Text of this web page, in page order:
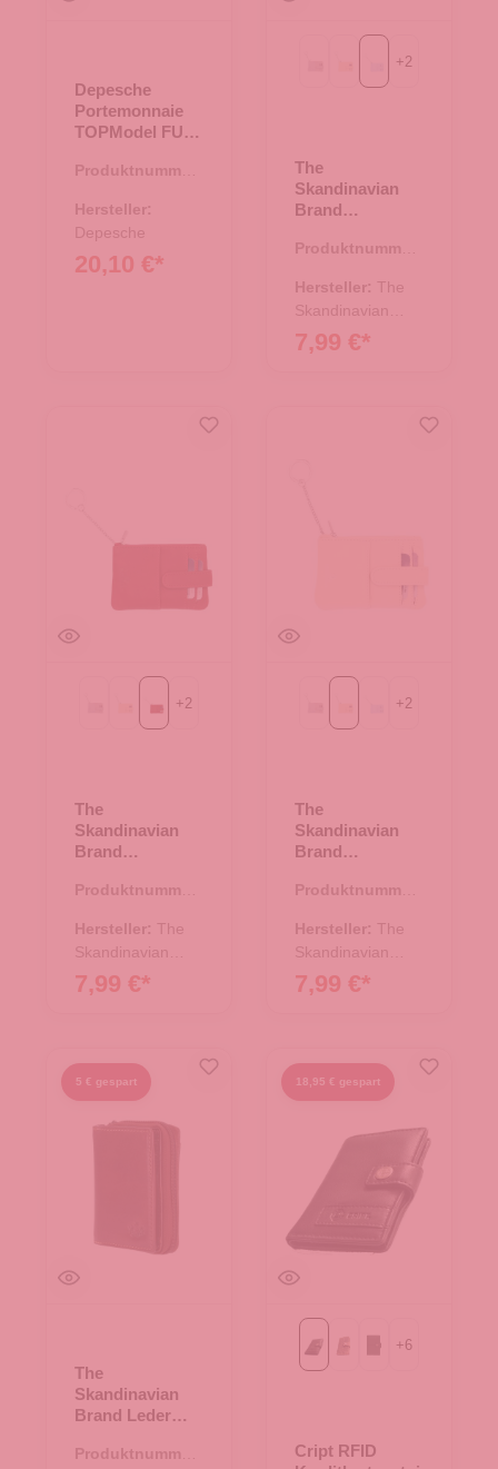
Depesche
Portemonnaie
TOPModel FUR
Rose und
Produktnummer:
Hersteller:
Depesche
20,10 €*
+2
The
Skandinavian
Brand
- blau
Produktnummer:
Hersteller: The
Skandinavian
Brand
7,99 €*
Light grau
beigerot
+2
The
Skandinavian
Brand
- rot
Produktnummer:
Hersteller: The
Skandinavian
Brand
7,99 €*
+2
The
Skandinavian
Brand
- beige
Produktnummer:
Hersteller: The
Skandinavian
Brand
7,99 €*
5 € gespart
The
Skandinavian
Brand Leder
Kreditkartenfäc
Produktnummer:
18,95 € gespart
BlackBrownPerforation Black
+6
Cript RFID